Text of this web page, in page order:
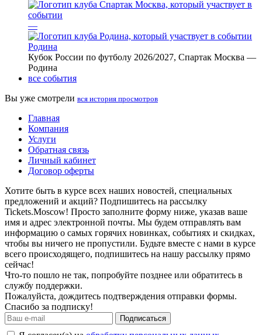
—
Родина
Кубок России по футболу 2026/2027, Спартак Москва —
Родина
все события
Вы уже смотрели вся история просмотров
Главная
Компания
Услуги
Обратная связь
Личный кабинет
Договор оферты
Хотите быть в курсе всех наших новостей, специальных
предложений и акций? Подпишитесь на рассылку
Tickets.Moscow! Просто заполните форму ниже, указав ваше
имя и адрес электронной почты. Мы будем отправлять вам
информацию о самых горячих новинках, событиях и скидках,
чтобы вы ничего не пропустили. Будьте вместе с нами в курсе
всего происходящего, подпишитесь на нашу рассылку прямо
сейчас!
Что-то пошло не так, попробуйте позднее или обратитесь в
службу поддержки.
Пожалуйста, дождитесь подтверждения отправки формы.
Спасибо за подписку!
Подписаться